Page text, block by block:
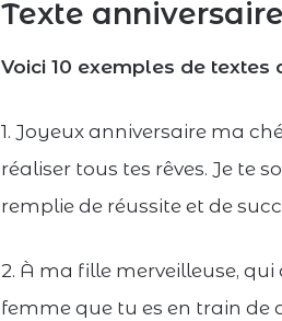
Texte
Voici 10 exemples de textes
1. Joyeux anniversaire ma
réaliser tous tes rêves. Je te
remplie de réussite et de
2. À ma fille merveilleuse,
femme que tu es en train de